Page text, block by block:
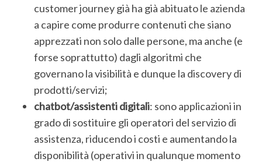
customer journey già ha già abituato le azienda
a capire come produrre contenuti che siano
apprezzati non solo dalle persone, ma anche (e
forse soprattutto) dagli algoritmi che
governano la visibilità e dunque la discovery di
prodotti/servizi;
chatbot/assistenti digitali: sono applicazioni in
grado di sostituire gli operatori del servizio di
assistenza, riducendo i costi e aumentando la
disponibilità (operativi in qualunque momento